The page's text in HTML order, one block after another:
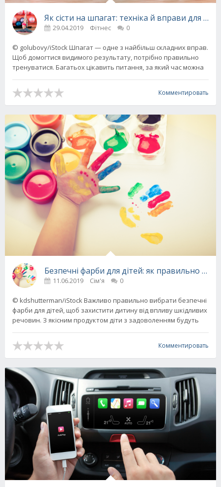
Як сісти на шпагат: техніка й вправи для
29.04.2019 Фітнес 0
© golubovy/iStock Шпагат — одне з найбільш складних вправ.
Щоб домогтися видимого результату, потрібно правильно
тренуватися. Багатьох цікавить питання, за який час можна
Комментировать
Безпечні фарби для дітей: як правильно
11.06.2019 Сім'я 0
© kdshutterman/iStock Важливо правильно вибрати безпечні
фарби для дітей, щоб захистити дитину від впливу шкідливих
речовин. З якісним продуктом діти з задоволенням будуть
Комментировать